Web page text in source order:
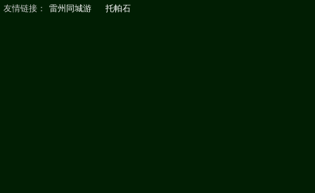
友情链接： 雷州同城游 托帕石